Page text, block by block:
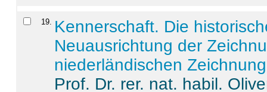
19
Kennerschaft. Die
Neuausrichtung der
niederländischen
Prof. Dr. rer. nat. habil.